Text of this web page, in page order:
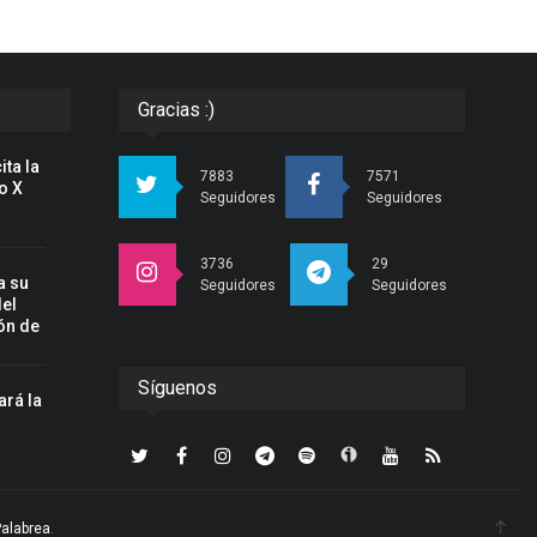
la
X
su
de
la
Gracias :)
7883
Seguidores
7571
Seguidores
3736
Seguidores
29
Seguidores
Síguenos
.